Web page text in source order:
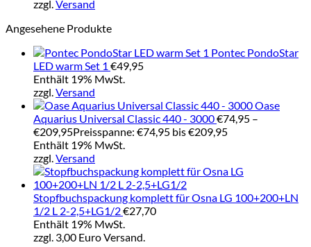
zzgl.Versand
Angesehene Produkte
Pontec PondoStar
LED warm Set 1 €49,95
Enthält 19% MwSt.
zzgl.Versand
Oase
Aquarius Universal Classic 440 - 3000€74,95 –
€209,95Preisspanne: €74,95 bis €209,95
Enthält 19% MwSt.
zzgl.Versand
Stopfbuchspackung komplett für Osna LG 100+200+LN
1/2 L 2-2,5+LG1/2€27,70
Enthält 19% MwSt.
zzgl. 3,00 Euro Versand.